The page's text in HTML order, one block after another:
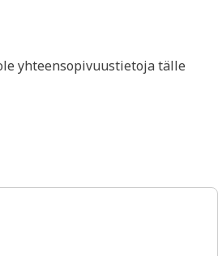
yhteensopivuustietoja tälle